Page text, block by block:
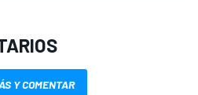
Y COMENTAR